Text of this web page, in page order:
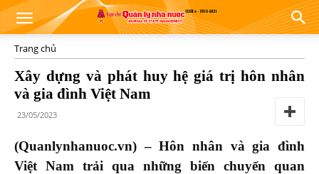
Trang chủ
Xây dựng và phát huy hệ giá trị hôn nhân
và gia đình Việt Nam
23/05/2023
(Quanlynhanuoc.vn) – Hôn nhân và gia đình
Việt Nam trải qua những biến chuyển quan